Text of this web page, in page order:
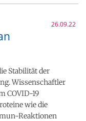
26.09.22
Stabilität der
Wissenschaftler
COVID-19
wie die
Reaktionen